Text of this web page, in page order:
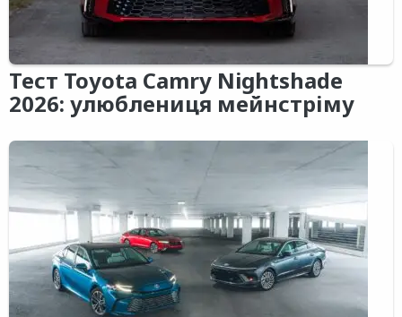
Тест Toyota Camry Nightshade
2026: улюблениця мейнстріму